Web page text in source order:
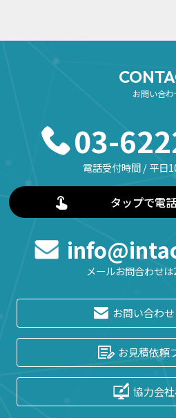
お問い合わ
03-
電話受付時間 / 平日
タップで電
メールお問合わせ
お問い合わ
お見積依頼
協力会